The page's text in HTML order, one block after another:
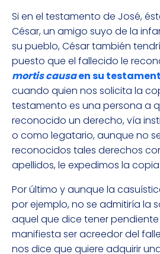
Si en el testamento de José,
César, un amigo suyo de la
su pueblo, César también
puesto que el fallecido le
mortis causaen su
cuando quien nos solicita la
testamento es una persona a
reconocido un derecho, vía
o como legatario, aunque no
reconocidos tales derechos
apellidos, le expedimos la
Por último y aunque la
por ejemplo, no se admitiría la
aquel que dice tener
manifiesta ser acreedor del
nos dice que quiere adquirir